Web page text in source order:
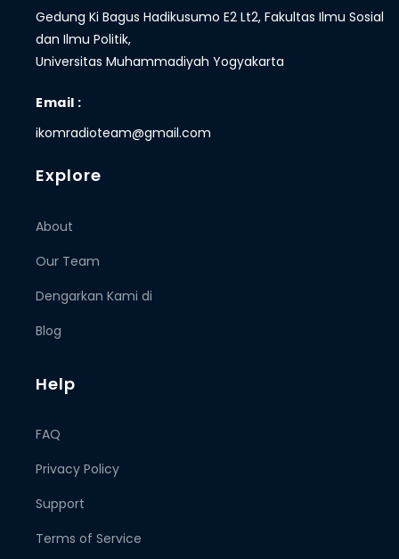
Gedung Ki Bagus Hadikusumo E2 Lt2, Fakultas Ilmu Sosial
dan Ilmu Politik,
Universitas Muhammadiyah Yogyakarta
Email :
ikomradioteam@gmail.com
Explore
About
Our Team
Dengarkan Kami di
Blog
Help
FAQ
Privacy Policy
Support
Terms of Service